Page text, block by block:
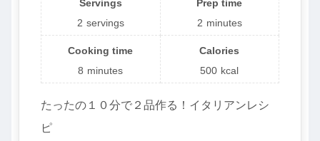
Servings
2 servings
Prep time
2 minutes
Cooking time
8 minutes
Calories
500 kcal
たったの１０分で２品作る！イタリアンレシ
ピ